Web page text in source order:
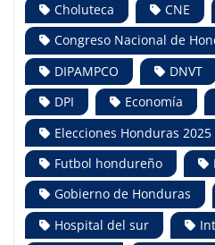
Choluteca
CNE
Congreso Nacional de
DIPAMPCO
DNVT
DPI
Economía
Elecciones Honduras 2025
Futbol hondureño
Gobierno de Honduras
Hospital del sur